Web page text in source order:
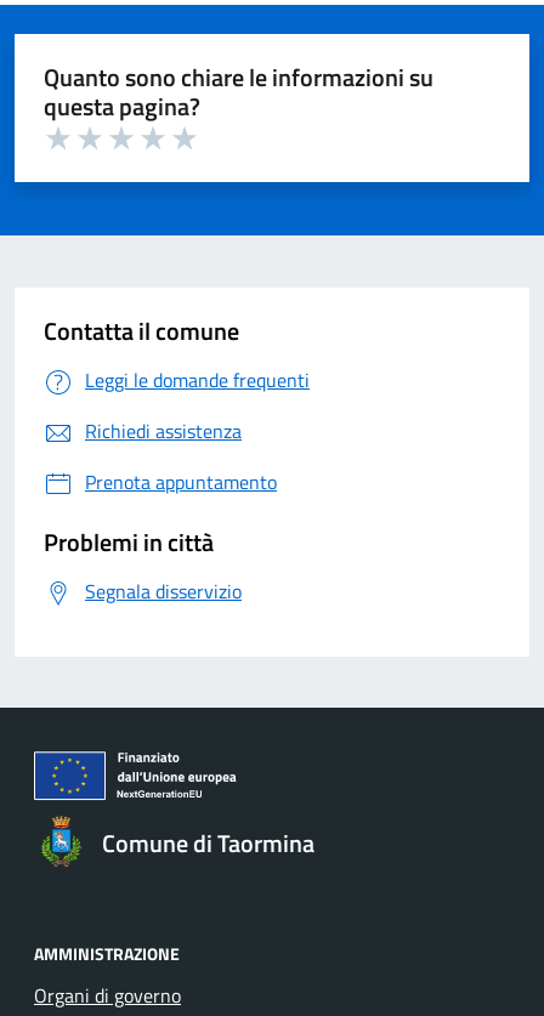
Quanto sono chiare le informazioni su
questa pagina?
Contatta il comune
Leggi le domande frequenti
Richiedi assistenza
Prenota appuntamento
Problemi in città
Segnala disservizio
Comune di Taormina
AMMINISTRAZIONE
Organi di governo